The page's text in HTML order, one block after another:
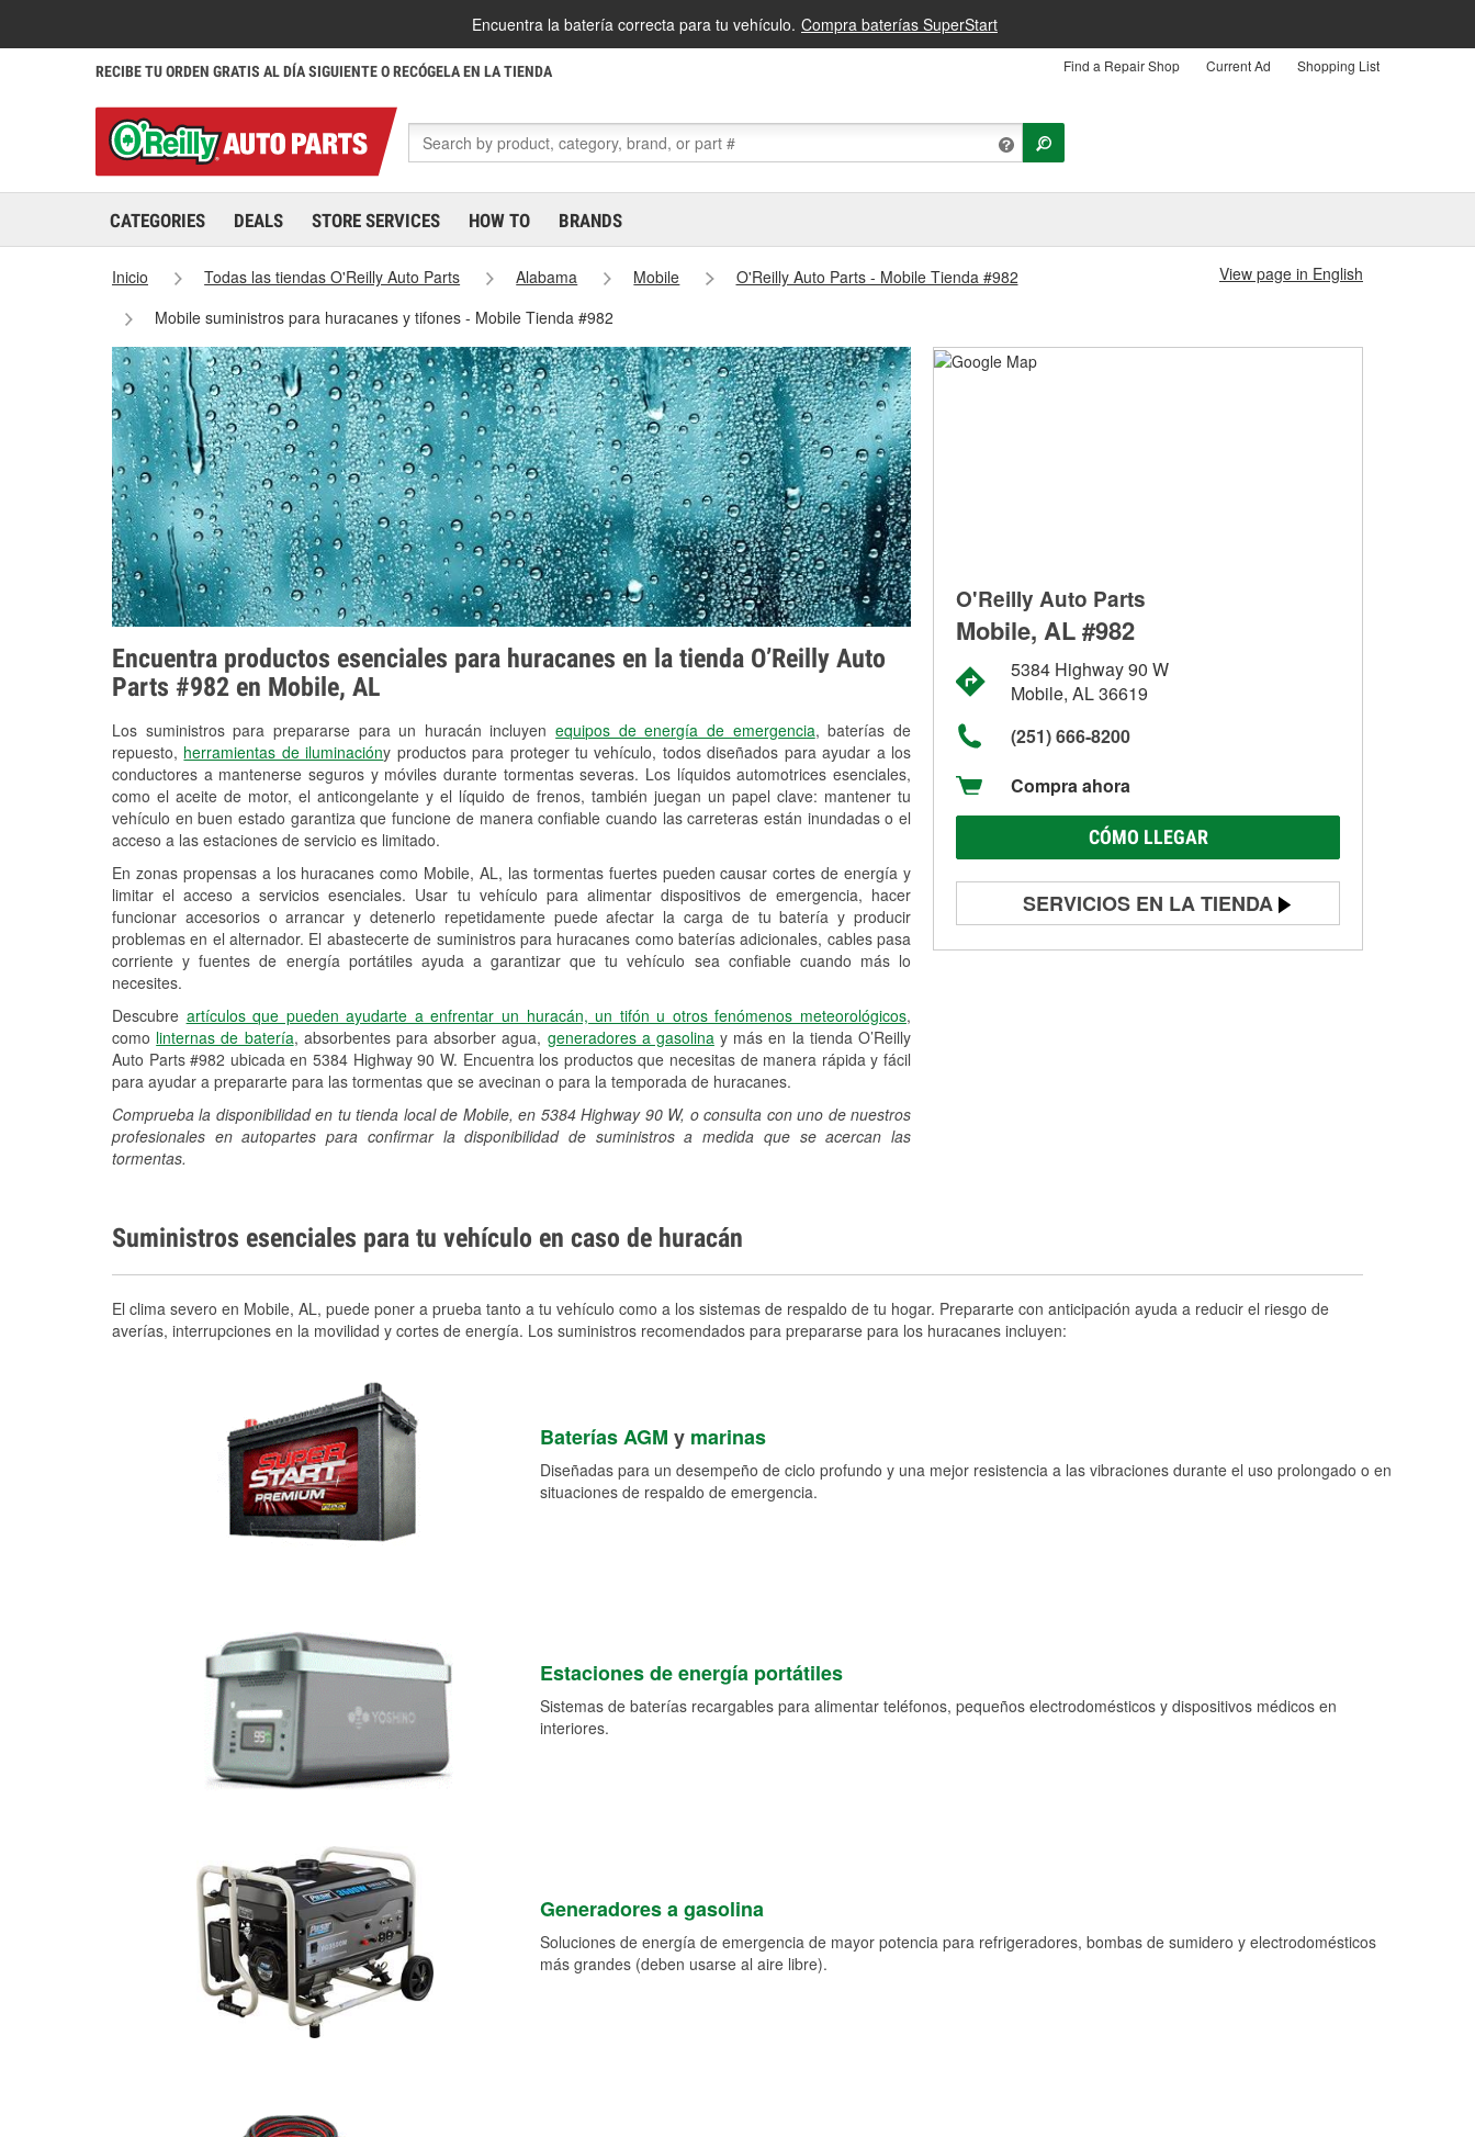
Encuentra la batería correcta para tu vehículo. Compra baterías SuperStart
RECIBE TU ORDEN GRATIS AL DÍA SIGUIENTE O RECÓGELA EN LA TIENDA Find a Repair Shop Current Ad Shopping List
CATEGORIES DEALS STORE SERVICES HOW TO BRANDS
Inicio Todas las tiendas O'Reilly Auto Parts Alabama Mobile
O'Reilly Auto Parts - Mobile Tienda #982
Mobile suministros para huracanes y tifones - Mobile Tienda #982
View page in English
Encuentra productos esenciales para huracanes en la tienda O’Reilly Auto
Parts #982 en Mobile, AL
Los suministros para prepararse para un huracán incluyenequipos de energía de emergencia, baterías de
repuesto, herramientas de iluminacióny productos para proteger tu vehículo, todos diseñados para ayudar a los
conductores a mantenerse seguros y móviles durante tormentas severas. Los líquidos automotrices esenciales,
como el aceite de motor, el anticongelante y el líquido de frenos, también juegan un papel clave: mantener tu
vehículo en buen estado garantiza que funcione de manera confiable cuando las carreteras están inundadas o el
acceso a las estaciones de servicio es limitado.
En zonas propensas a los huracanes como Mobile, AL, las tormentas fuertes pueden causar cortes de energía y
limitar el acceso a servicios esenciales. Usar tu vehículo para alimentar dispositivos de emergencia, hacer
funcionar accesorios o arrancar y detenerlo repetidamente puede afectar la carga de tu batería y producir
problemas en el alternador. El abastecerte de suministros para huracanes como baterías adicionales, cables pasa
corriente y fuentes de energía portátiles ayuda a garantizar que tu vehículo sea confiable cuando más lo
necesites.
Descubre artículos que pueden ayudarte a enfrentar un huracán, un tifón u otros fenómenos meteorológicos,
como linternas de batería, absorbentes para absorber agua, generadores a gasolinay más en la tienda O’Reilly
Auto Parts #982 ubicada en 5384 Highway 90 W. Encuentra los productos que necesitas de manera rápida y fácil
para ayudar a prepararte para las tormentas que se avecinan o para la temporada de huracanes.
Comprueba la disponibilidad en tu tienda local de Mobile, en 5384 Highway 90 W, o consulta con uno de nuestros
profesionales en autopartes para confirmar la disponibilidad de suministros a medida que se acercan las
tormentas.
O'Reilly Auto Parts
Mobile, AL #982
5384 Highway 90 W
Mobile, AL 36619
(251) 666-8200
Compra ahora
CÓMO LLEGAR
SERVICIOS EN LA TIENDA
Prueba de batería
Suministros esenciales para tu vehículo en caso de huracán
El clima severo en Mobile, AL, puede poner a prueba tanto a tu vehículo como a los sistemas de respaldo de tu hogar. Prepararte con anticipación ayuda a reducir el riesgo de
averías, interrupciones en la movilidad y cortes de energía. Los suministros recomendados para prepararse para los huracanes incluyen:
Baterías AGM y marinas
Diseñadas para un desempeño de ciclo profundo y una mejor resistencia a las vibraciones durante el uso prolongado o en
situaciones de respaldo de emergencia.
Estaciones de energía portátiles
Sistemas de baterías recargables para alimentar teléfonos, pequeños electrodomésticos y dispositivos médicos en
interiores.
Generadores a gasolina
Soluciones de energía de emergencia de mayor potencia para refrigeradores, bombas de sumidero y electrodomésticos
más grandes (deben usarse al aire libre).